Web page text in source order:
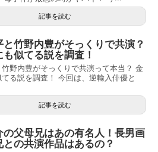
記事を読む
と竹野内豊がそっくりで共演？
似てる説を調査！
竹野内豊がそっくりで共演って本当？ 金
る説を調査！ 今回は、逆輸入俳優と
記事を読む
の父母兄はあの有名人！長男画
との共演作品はあるの？